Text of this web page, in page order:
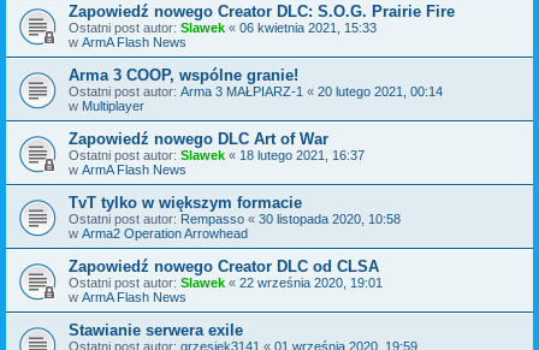
Zapowiedź nowego Creator DLC: S.O.G. Prairie Fire
Ostatni post autor: Slawek « 06 kwietnia 2021, 15:33
w ArmA Flash News
Arma 3 COOP, wspólne granie!
Ostatni post autor: Arma 3 MAŁPIARZ-1 « 20 lutego 2021, 00:14
w Multiplayer
Zapowiedź nowego DLC Art of War
Ostatni post autor: Slawek « 18 lutego 2021, 16:37
w ArmA Flash News
TvT tylko w większym formacie
Ostatni post autor: Rempasso « 30 listopada 2020, 10:58
w Arma2 Operation Arrowhead
Zapowiedź nowego Creator DLC od CLSA
Ostatni post autor: Slawek « 22 września 2020, 19:01
w ArmA Flash News
Stawianie serwera exile
Ostatni post autor: grzesiek3141 « 01 września 2020, 19:59